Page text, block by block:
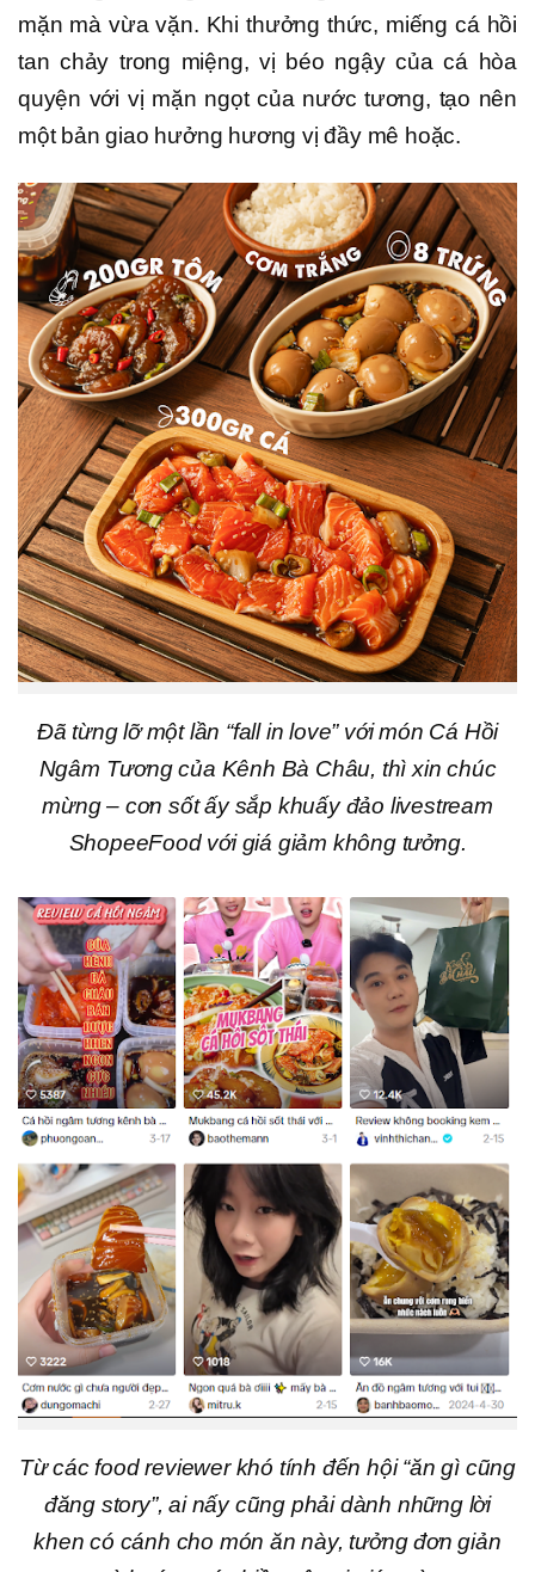
mặn mà vừa vặn. Khi thưởng thức, miếng cá hồi
tan chảy trong miệng, vị béo ngậy của cá hòa
quyện với vị mặn ngọt của nước tương, tạo nên
một bản giao hưởng hương vị đầy mê hoặc.
Đã từng lỡ một lần “fall in love” với món Cá Hồi
Ngâm Tương của Kênh Bà Châu, thì xin chúc
mừng – cơn sốt ấy sắp khuấy đảo livestream
ShopeeFood với giá giảm không tưởng.
Từ các food reviewer khó tính đến hội “ăn gì cũng
đăng story”, ai nấy cũng phải dành những lời
khen có cánh cho món ăn này, tưởng đơn giản